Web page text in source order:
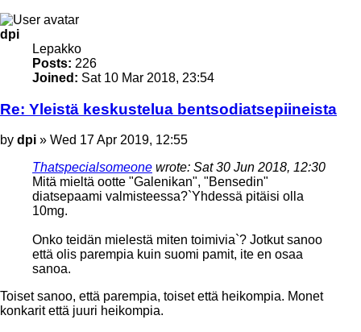
dpi
Lepakko
Posts: 226
Joined: Sat 10 Mar 2018, 23:54
Re: Yleistä keskustelua bentsodiatsepiineista
Post
by dpi » Wed 17 Apr 2019, 12:55
Thatspecialsomeone wrote: Sat 30 Jun 2018, 12:30
Mitä mieltä ootte "Galenikan", "Bensedin"
diatsepaami valmisteessa?`Yhdessä pitäisi olla
10mg.
Onko teidän mielestä miten toimivia`? Jotkut sanoo
että olis parempia kuin suomi pamit, ite en osaa
sanoa.
Toiset sanoo, että parempia, toiset että heikompia. Monet
konkarit että juuri heikompia.